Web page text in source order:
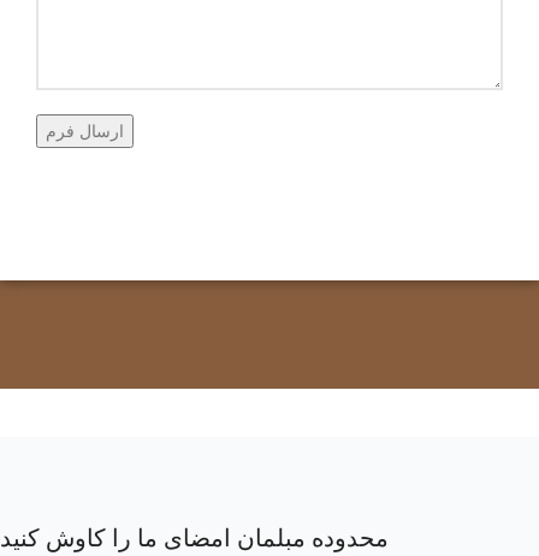
محدوده مبلمان امضای ما را کاوش کنید